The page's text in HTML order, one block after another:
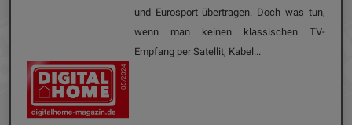
und Eurosport übertragen. Doch was tun,
wenn man keinen klassischen TV-
Empfang per Satellit, Kabel...
05/2024